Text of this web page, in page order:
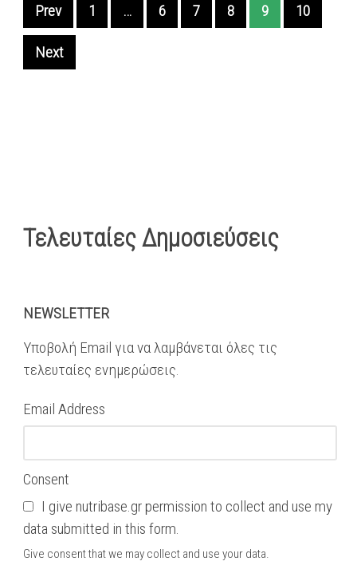
Prev 1 … 6 7 8 9 10
Next
Τελευταίες Δημοσιεύσεις
NEWSLETTER
Υποβολή Email για να λαμβάνεται όλες τις
τελευταίες ενημερώσεις.
Email Address
Consent
I give nutribase.gr permission to collect and use my
data submitted in this form.
Give consent that we may collect and use your data.